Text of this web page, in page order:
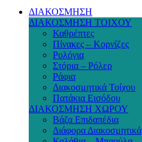
ΔΙΑΚΟΣΜΗΣΗ
ΔΙΑΚΟΣΜΗΣΗ ΤΟΙΧΟΥ
Καθρέπτες
Πίνακες – Κορνίζες
Ρολόγια
Στόρια – Ρόλερ
Ράφια
Διακοσμητικά Τοίχου
Πατάκια Εισόδου
ΔΙΑΚΟΣΜΗΣΗ ΧΩΡΟΥ
Βάζα Επιδαπέδια
Διάφορα Διακοσμητικά